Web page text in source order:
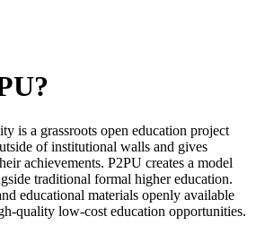
is a grassroots open education project
of institutional walls and gives
achievements. P2PU creates a model
traditional formal higher education.
educational materials openly available
quality low-cost education opportunities.